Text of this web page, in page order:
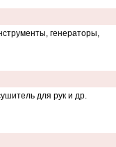
генераторы,
для рук и др.